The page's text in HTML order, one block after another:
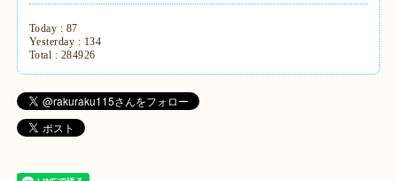
Today : 87
Yesterday : 134
Total : 284926